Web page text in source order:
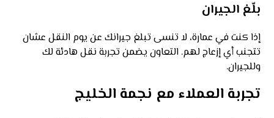
بلّغ الجيران
إذا كنت في عمارة، لا تنسى تبلغ جيرانك عن يوم النقل عشان
تتجنب أي إزعاج لهم. التعاون يضمن تجربة نقل هادئة لك
وللجيران.
تجربة العملاء مع نجمة الخليج